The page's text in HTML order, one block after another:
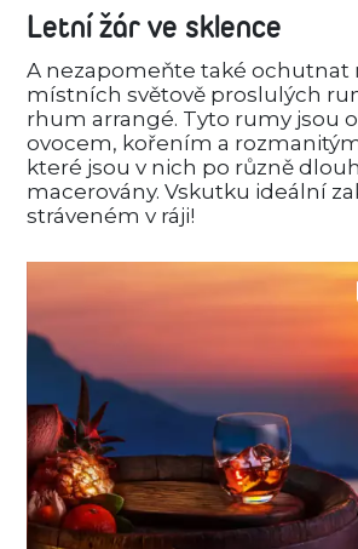
Letní žár ve sklence
A nezapomeňte také ochutnat
místních světově proslulých
rhum arrangé. Tyto rumy jsou
ovocem, kořením a
které jsou v nich po různě
macerovány. Vskutku ideální
stráveném v ráji!